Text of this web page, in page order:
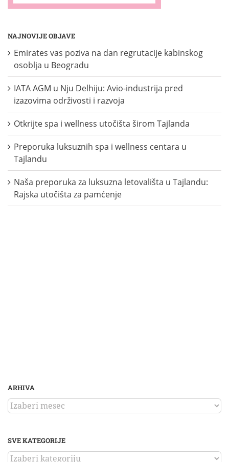
NAJNOVIJE OBJAVE
Emirates vas poziva na dan regrutacije kabinskog
osoblja u Beogradu
IATA AGM u Nju Delhiju: Avio-industrija pred
izazovima održivosti i razvoja
Otkrijte spa i wellness utočišta širom Tajlanda
Preporuka luksuznih spa i wellness centara u
Tajlandu
Naša preporuka za luksuzna letovališta u Tajlandu:
Rajska utočišta za pamćenje
ARHIVA
ARHIVA
SVE KATEGORIJE
SVE